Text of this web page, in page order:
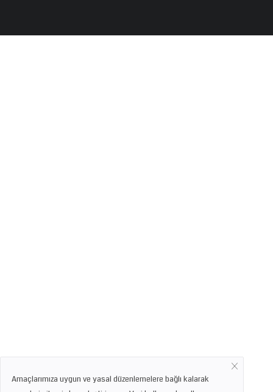
Amaçlarımıza uygun ve yasal düzenlemelere bağlı kalarak